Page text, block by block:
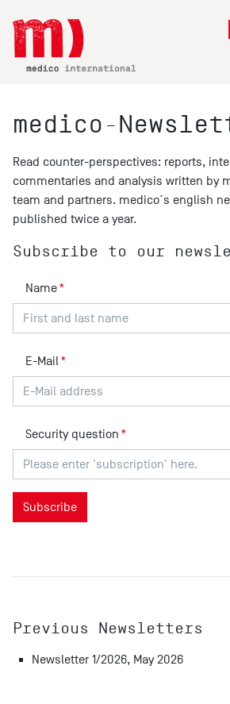
medico-
Read counter-perspectives: reports,
commentaries and analysis written by
team and partners. medico´s english
published twice a year.
Subscribe to our
Name*
E-Mail *
Security question *
Previous Newsletters
Newsletter 1/2026, May 2026